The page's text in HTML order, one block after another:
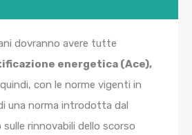
dovranno avere tutte
energetica (Ace),
con le norme vigenti in
una norma introdotta dal
rinnovabili dello scorso